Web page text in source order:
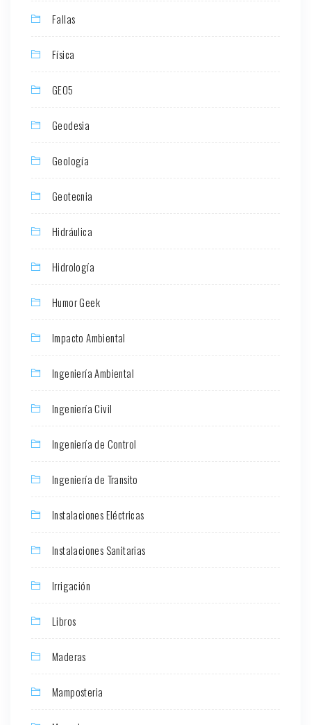
Fallas
Física
GEO5
Geodesia
Geología
Geotecnia
Hidráulica
Hidrología
Humor Geek
Impacto Ambiental
Ingeniería Ambiental
Ingeniería Civil
Ingeniería de Control
Ingeniería de Transito
Instalaciones Eléctricas
Instalaciones Sanitarias
Irrigación
Libros
Maderas
Mamposteria